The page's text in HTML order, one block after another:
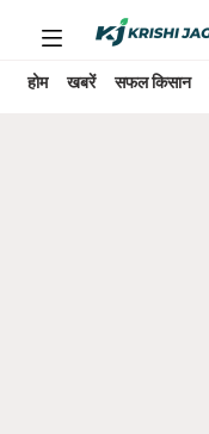
होम खबरें सफल किसान